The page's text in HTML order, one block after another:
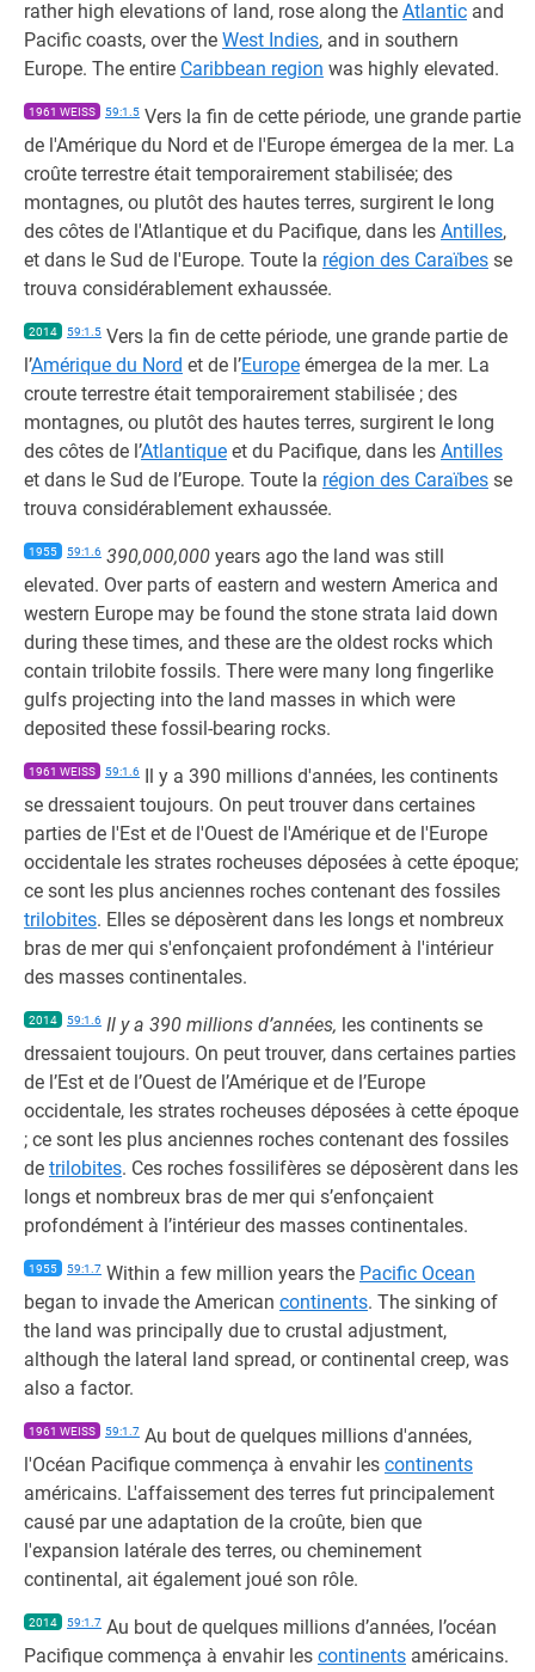
rather high elevations of land, rose along the Atlantic and
Pacific coasts, over the West Indies, and in southern
Europe. The entire Caribbean region was highly elevated.
1961 WEISS 59:1.5 Vers la fin de cette période, une grande partie
de l'Amérique du Nord et de l'Europe émergea de la mer. La
croûte terrestre était temporairement stabilisée; des
montagnes, ou plutôt des hautes terres, surgirent le long
des côtes de l'Atlantique et du Pacifique, dans les Antilles,
et dans le Sud de l'Europe. Toute la région des Caraïbes se
trouva considérablement exhaussée.
2014 59:1.5 Vers la fin de cette période, une grande partie de
l’Amérique du Nord et de l’Europe émergea de la mer. La
croute terrestre était temporairement stabilisée ; des
montagnes, ou plutôt des hautes terres, surgirent le long
des côtes de l’Atlantique et du Pacifique, dans les Antilles
et dans le Sud de l’Europe. Toute la région des Caraïbes se
trouva considérablement exhaussée.
1955 59:1.6 390,000,000 years ago the land was still
elevated. Over parts of eastern and western America and
western Europe may be found the stone strata laid down
during these times, and these are the oldest rocks which
contain trilobite fossils. There were many long fingerlike
gulfs projecting into the land masses in which were
deposited these fossil-bearing rocks.
1961 WEISS 59:1.6 Il y a 390 millions d'années, les continents
se dressaient toujours. On peut trouver dans certaines
parties de l'Est et de l'Ouest de l'Amérique et de l'Europe
occidentale les strates rocheuses déposées à cette époque;
ce sont les plus anciennes roches contenant des fossiles
trilobites. Elles se déposèrent dans les longs et nombreux
bras de mer qui s'enfonçaient profondément à l'intérieur
des masses continentales.
2014 59:1.6 Il y a 390 millions d’années, les continents se
dressaient toujours. On peut trouver, dans certaines parties
de l’Est et de l’Ouest de l’Amérique et de l’Europe
occidentale, les strates rocheuses déposées à cette époque
; ce sont les plus anciennes roches contenant des fossiles
de trilobites. Ces roches fossilifères se déposèrent dans les
longs et nombreux bras de mer qui s’enfonçaient
profondément à l’intérieur des masses continentales.
1955 59:1.7 Within a few million years the Pacific Ocean
began to invade the American continents. The sinking of
the land was principally due to crustal adjustment,
although the lateral land spread, or continental creep, was
also a factor.
1961 WEISS 59:1.7 Au bout de quelques millions d'années,
l'Océan Pacifique commença à envahir les continents
américains. L'affaissement des terres fut principalement
causé par une adaptation de la croûte, bien que
l'expansion latérale des terres, ou cheminement
continental, ait également joué son rôle.
2014 59:1.7 Au bout de quelques millions d’années, l’océan
Pacifique commença à envahir les continents américains.